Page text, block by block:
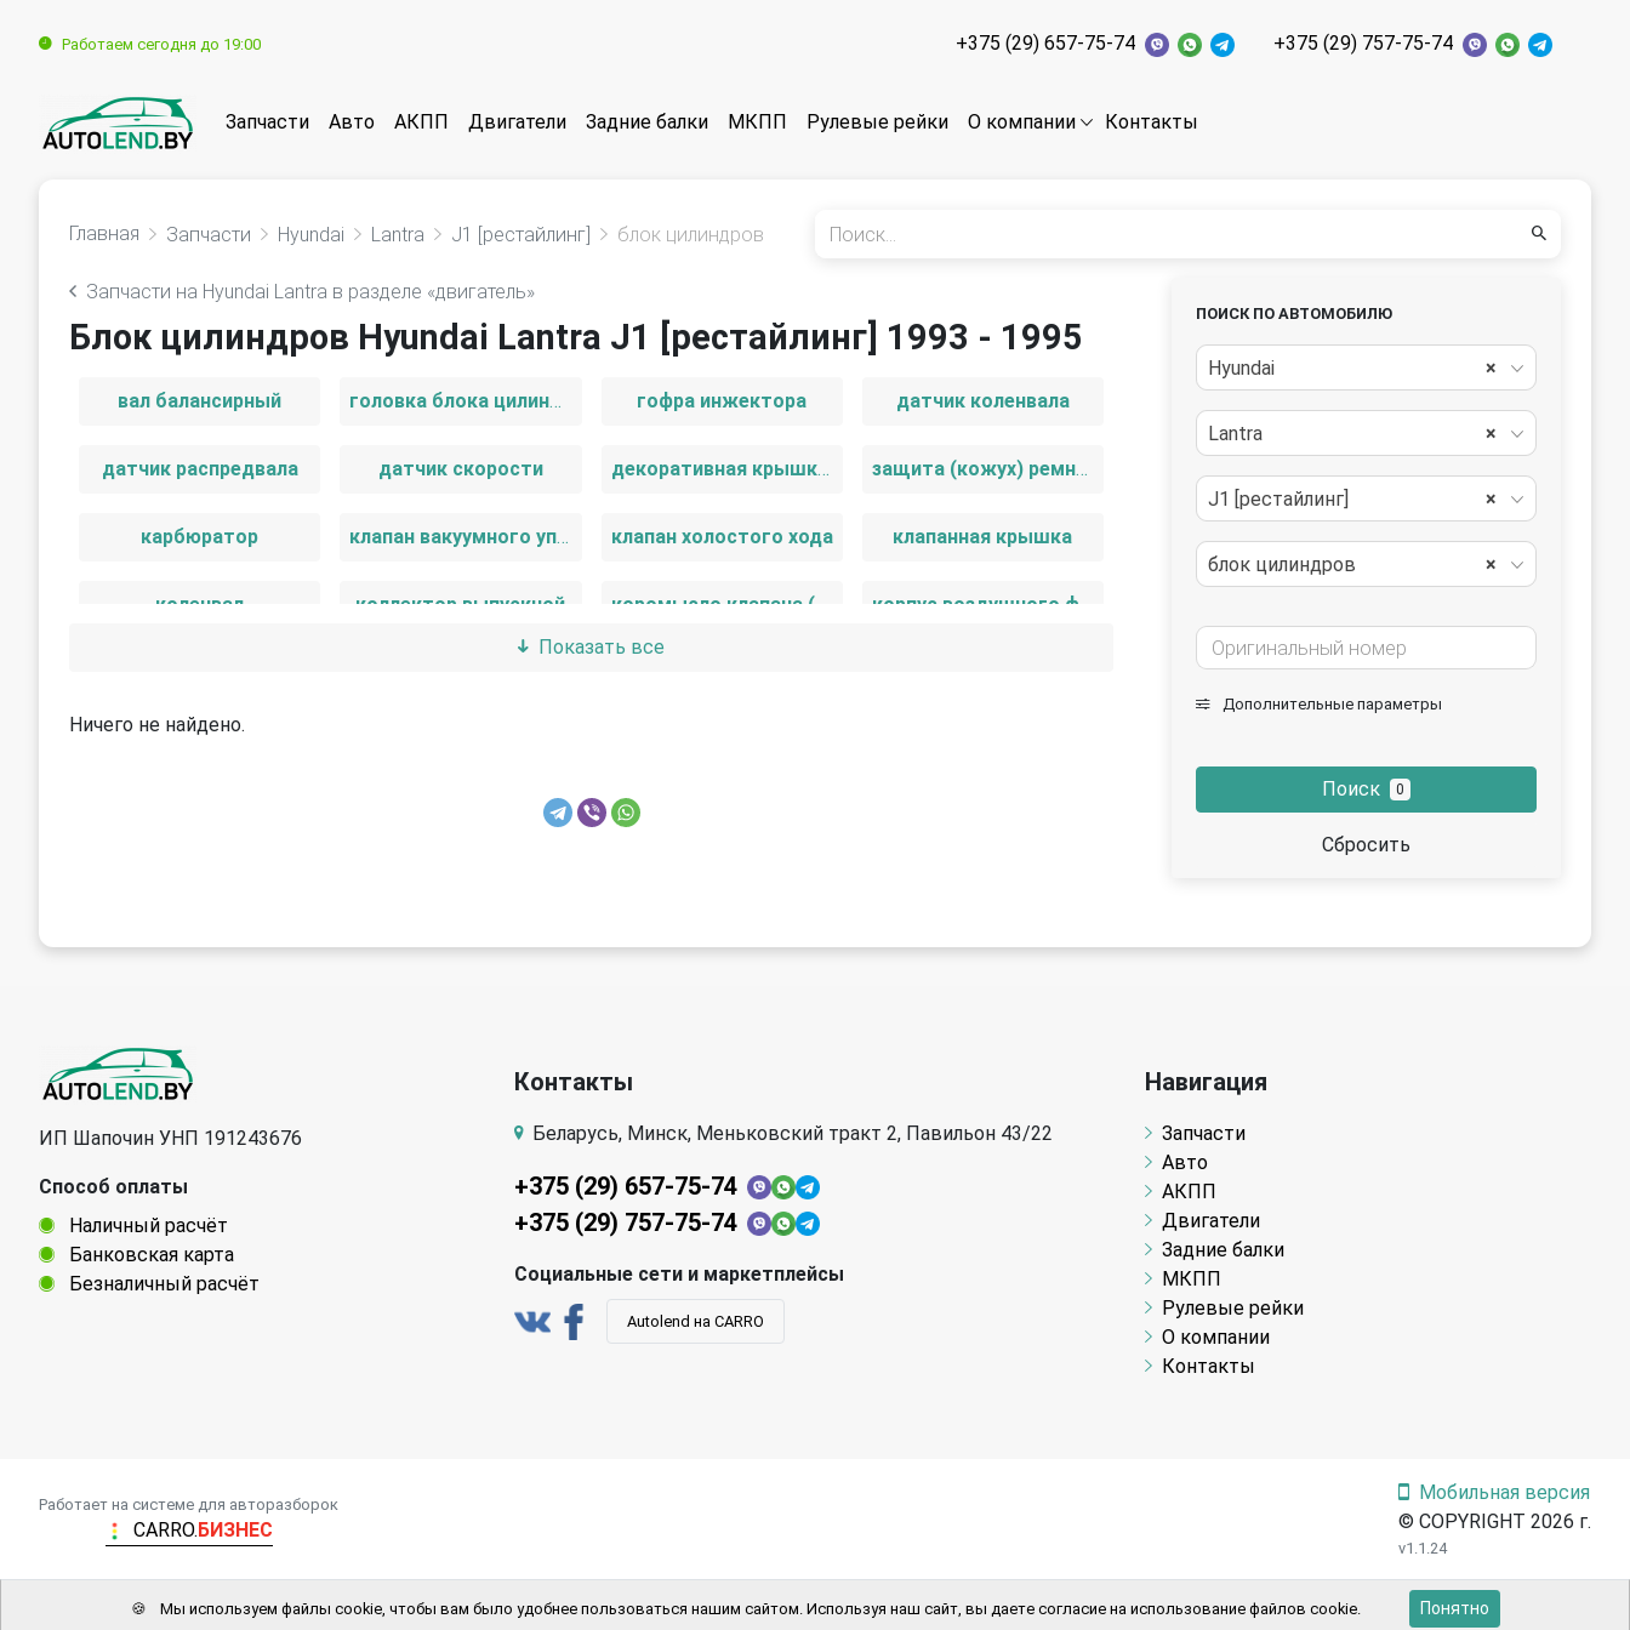
Работаем сегодня до 19:00 +375 (29) 657-75-74 +375 (29) 757-75-74
Запчасти Авто АКПП Двигатели Задние балки МКПП Рулевые рейки О компании Контакты
Главная Запчасти Hyundai Lantra J1 [рестайлинг] блок цилиндров
Запчасти на Hyundai Lantra в разделе «двигатель»
Блок цилиндров Hyundai Lantra J1 [рестайлинг] 1993 - 1995
вал балансирный головка блока цилиндров гофра инжектора датчик коленвала
датчик распредвала датчик скорости декоративная крышка двигателя защита (кожух) ремня ГРМ
карбюратор клапан вакуумного управления клапан холостого хода клапанная крышка
коленвал коллектор выпускной коромысло клапана (рокер)
насос масляный
Показать все
Ничего не найдено.
ПОИСК ПО АВТОМОБИЛЮ
×
Hyundai
×
Lantra
×
J1 [рестайлинг]
×
блок цилиндров
Дополнительные параметры
Поиск 0
Сбросить
ИП Шапочин УНП 191243676
Способ оплаты
Наличный расчёт
Банковская карта
Безналичный расчёт
Контакты
Беларусь, Минск, Меньковский тракт 2, Павильон 43/22
+375 (29) 657-75-74
+375 (29) 757-75-74
Социальные сети и маркетплейсы
Autolend на CARRO
Навигация
Запчасти
Авто
АКПП
Двигатели
Задние балки
МКПП
Рулевые рейки
О компании
Контакты
Работает на системе для авторазборок
CARRO.БИЗНЕС
Мобильная версия
© COPYRIGHT 2026 г.
v1.1.24
🍪 Мы используем файлы cookie, чтобы вам было удобнее пользоваться нашим сайтом. Используя наш сайт, вы даете согласие на использование файлов cookie. Понятно